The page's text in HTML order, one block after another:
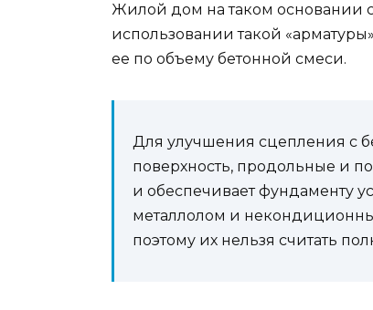
Жилой дом на таком основании
использовании такой
ее по объему бетонной смеси.
Для улучшения сцепления с
поверхность, продольные и
и обеспечивает фундаменту
металлолом и
поэтому их нельзя считать